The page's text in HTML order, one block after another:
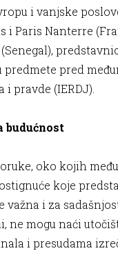
i vanjske
i Paris Nanterre
pred
pravde (IERDJ).
budućnost
oko kojih
koje
i za
ne mogu naći
i presudama